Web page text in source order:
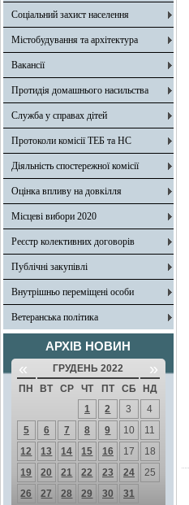
Соціальний захист населення
Містобудування та архітектура
Вакансії
Протидія домашнього насильства
Служба у справах дітей
Протоколи комісії ТЕБ та НС
Діяльність спостережної комісії
Оцінка впливу на довкілля
Місцеві вибори 2020
Реєстр колективних договорів
Публічні закупівлі
Внутрішньо переміщені особи
Ветеранська політика
АРХІВ НОВИН
« ГРУДЕНЬ 2022 »
ПН ВТ СР ЧТ ПТ СБ
НД
1
2 3
4
5
6 7 8 9 10
11
12
13 14 15 16 17
18
19
20 21 22 23 24
25
26
27 28 29 30 31